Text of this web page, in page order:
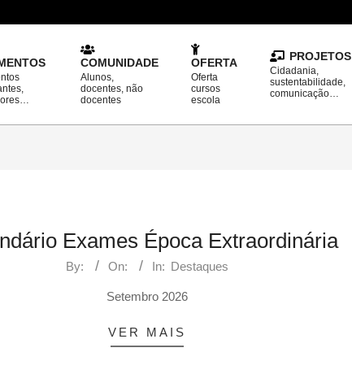
COMUNIDADE
Alunos,
docentes, não
docentes
OFERTA
Oferta
cursos
escola
PROJETOS
Cidadania,
sustentabilidade,
comunicação…
Exames Época Extraordinária
By: On: In: Destaques
Setembro 2026
VER MAIS